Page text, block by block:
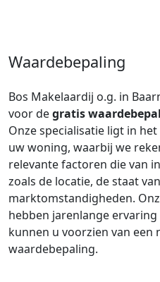
Waardebepaling
Bos Makelaardij o.g. in
voor degratis
Onze specialisatie ligt in
uw woning, waarbij we
relevante factoren die van
zoals de locatie, de staat
marktomstandigheden.
hebben jarenlange
kunnen u voorzien van een
waardebepaling.